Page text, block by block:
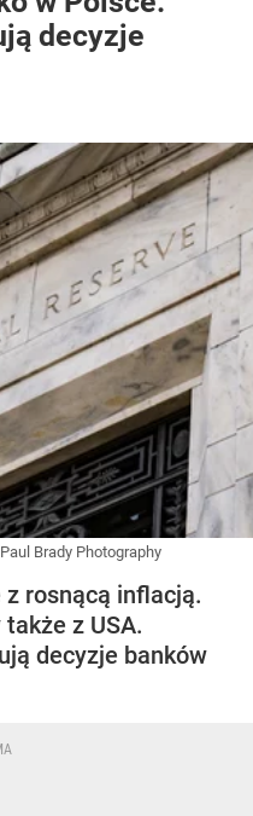
decyzje
Paul Brady Photography
rosnącą inflacją.
także z USA.
decyzje banków